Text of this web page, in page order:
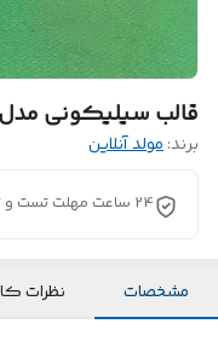
قالب سیلیکونی مدل
برند:مولد آنلاین
24 ساعت مهلت تست و تعویض
مشخصات نظرات